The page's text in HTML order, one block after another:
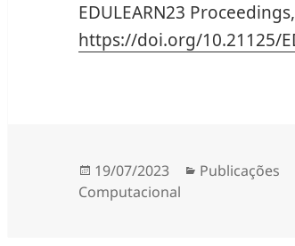
EDULEARN23
https://doi.org/10.21125/
Publicado
a
19/07/2023 Categorias
Publicações
Computacional